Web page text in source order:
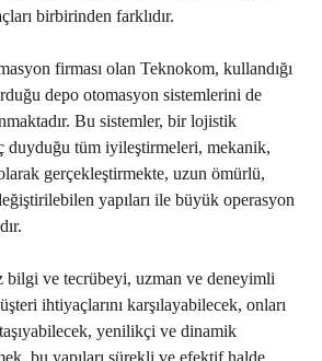
birbirinden farklıdır.
firması olan Teknokom, kullandığı
depo otomasyon sistemlerini de
Bu sistemler, bir lojistik
duyduğu tüm iyileştirmeleri, mekanik,
gerçekleştirmekte, uzun ömürlü,
yapıları ile büyük operasyon
bilgi ve tecrübeyi, uzman ve deneyimli
ihtiyaçlarını karşılayabilecek, onları
yenilikçi ve dinamik
bu yapıları sürekli ve efektif halde